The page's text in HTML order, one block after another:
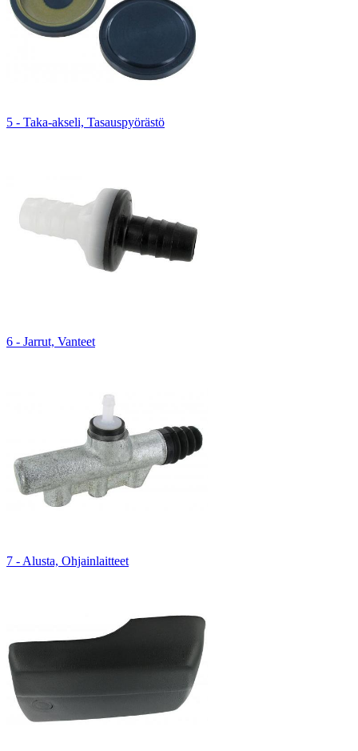
5 - Taka-akseli, Tasauspyörästö
6 - Jarrut, Vanteet
7 - Alusta, Ohjainlaitteet